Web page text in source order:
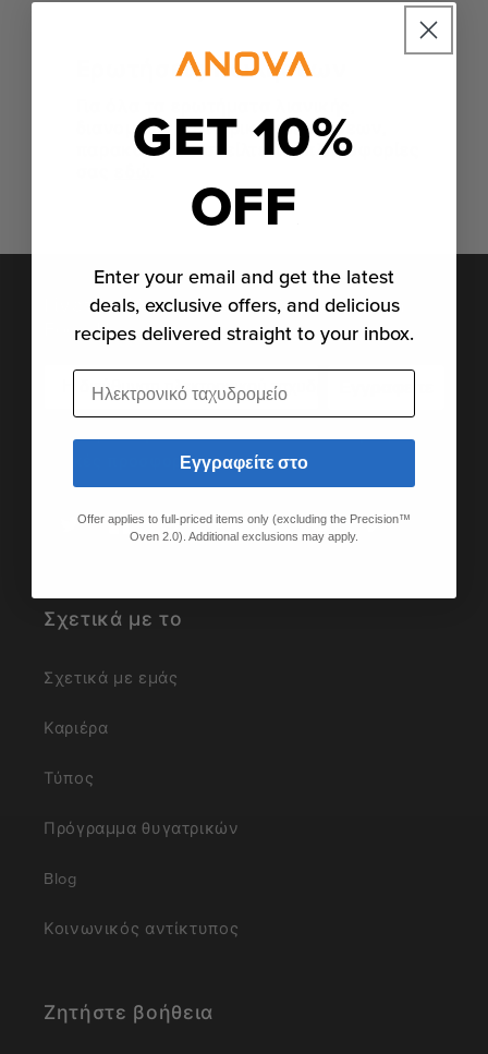
Ερωτήσεις πωλήσεων
διανομέων ή εταιρικών πωλήσεων,
παρακαλούμε στείλτε τις πληροφορίες
Γίνετε μέλος της οικογένειας Anova
Food Nerd
Εγγραφείτε για τα τελευταία νέα, ιστορίες και
ειδικές προσφορές.
FacebookPinterestInstagramTikTokYouTube
Σχετικά με το
Σχετικά με εμάς
Καριέρα
Τύπος
Πρόγραμμα θυγατρικών
Blog
Κοινωνικός αντίκτυπος
Ζητήστε βοήθεια
GET 10%
OFF
Enter your email and get the latest
deals, exclusive offers, and delicious
recipes delivered straight to your inbox.
Ηλεκτρονικό ταχυδρομείο
Εγγραφείτε στο
Offer applies to full-priced items only (excluding the Precision™
Oven 2.0). Additional exclusions may apply.